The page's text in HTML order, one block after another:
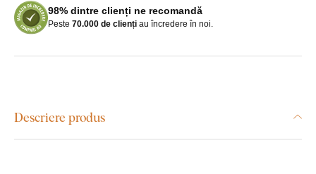
98% dintre clienți ne recomandă
Peste 70.000 de clienți au încredere în noi.
Descriere produs